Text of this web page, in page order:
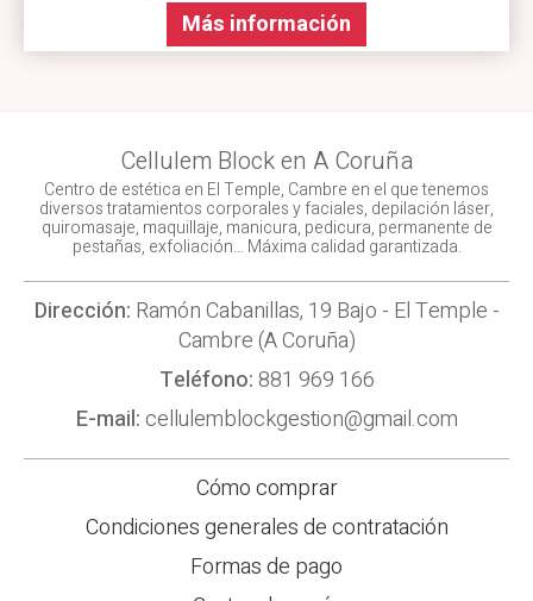
Más información
Cellulem Block en A Coruña
Centro de estética en El Temple, Cambre en el que tenemos
diversos tratamientos corporales y faciales, depilación láser,
quiromasaje, maquillaje, manicura, pedicura, permanente de
pestañas, exfoliación… Máxima calidad garantizada.
Dirección: Ramón Cabanillas, 19 Bajo - El Temple -
Cambre (A Coruña)
Teléfono:881 969 166
E-mail:cellulemblockgestion@gmail.com
Cómo comprar
Condiciones generales de contratación
Formas de pago